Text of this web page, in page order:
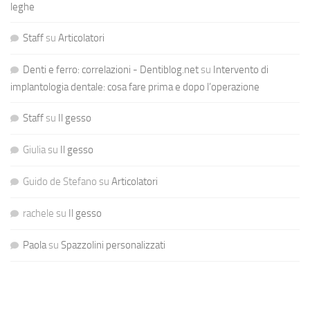
leghe
Staffsu Articolatori
Denti e ferro: correlazioni - Dentiblog.netsu Intervento di
implantologia dentale: cosa fare prima e dopo l’operazione
Staffsu Il gesso
Giuliasu Il gesso
Guido de Stefano su Articolatori
rachele su Il gesso
Paolasu Spazzolini personalizzati